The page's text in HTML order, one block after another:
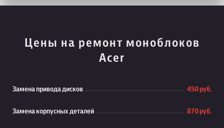
Цены на ремонт моноблоков
Acer
Замена привода дисков 450 руб.
Замена корпусных деталей 870 руб.